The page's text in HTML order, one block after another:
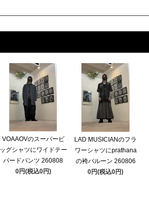
VOAAOVのスーパービ
ッグシャツにワイドテー
パードパンツ 260808
0円(税込0円)
LAD MUSICIANのフラ
ワーシャツにprathana
の袴バルーン 260806
0円(税込0円)